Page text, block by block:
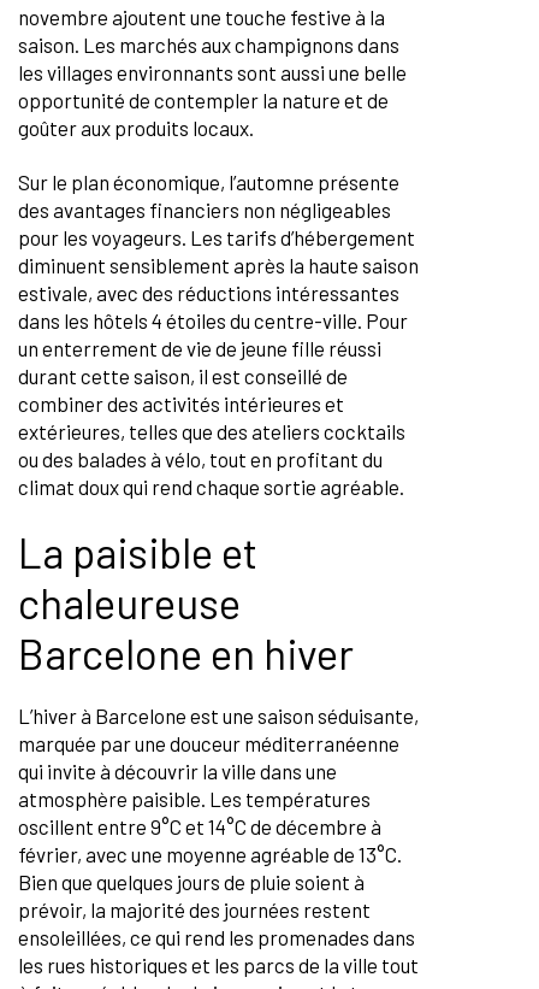
novembre ajoutent une touche festive à la
saison. Les marchés aux champignons dans
les villages environnants sont aussi une belle
opportunité de contempler la nature et de
goûter aux produits locaux.
Sur le plan économique, l’automne présente
des avantages financiers non négligeables
pour les voyageurs. Les tarifs d’hébergement
diminuent sensiblement après la haute saison
estivale, avec des réductions intéressantes
dans les hôtels 4 étoiles du centre-ville. Pour
un enterrement de vie de jeune fille réussi
durant cette saison, il est conseillé de
combiner des activités intérieures et
extérieures, telles que des ateliers cocktails
ou des balades à vélo, tout en profitant du
climat doux qui rend chaque sortie agréable.
La paisible et
chaleureuse
Barcelone en hiver
L’hiver à Barcelone est une saison séduisante,
marquée par une douceur méditerranéenne
qui invite à découvrir la ville dans une
atmosphère paisible. Les températures
oscillent entre 9°C et 14°C de décembre à
février, avec une moyenne agréable de 13°C.
Bien que quelques jours de pluie soient à
prévoir, la majorité des journées restent
ensoleillées, ce qui rend les promenades dans
les rues historiques et les parcs de la ville tout